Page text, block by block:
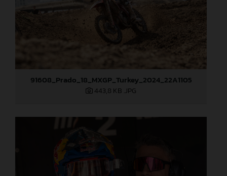
91608_Prado_18_MXGP_Turkey_2024_22A1105
443,8 KB .JPG